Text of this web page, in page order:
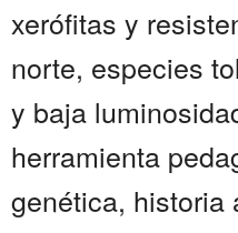
xerófitas y
norte, especies
y baja
herramienta
genética, historia